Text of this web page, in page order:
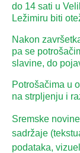
do 14 sati u
Ležimiru biti
Nakon
pa se
slavine, do
Potrošačima u
na strpljenju i
Sremske
sadržaje
podataka,